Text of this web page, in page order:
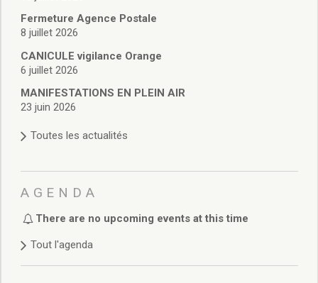
Actes d’état civil
Budget de Fonctionnement
Budget d’Investissement
Conseils municipaux
Règlement du conseil municipal
Délibérations 2025
Délibérations 2022
Délibérations 2021
Délibérations 2020
Délibérations 2019
Délibérations 2018
Fermeture Agence Postale
8 juillet 2026
CANICULE vigilance Orange
6 juillet 2026
MANIFESTATIONS EN PLEIN AIR
23 juin 2026
Toutes les actualités
AGENDA
There are no upcoming events at this time
Tout l'agenda